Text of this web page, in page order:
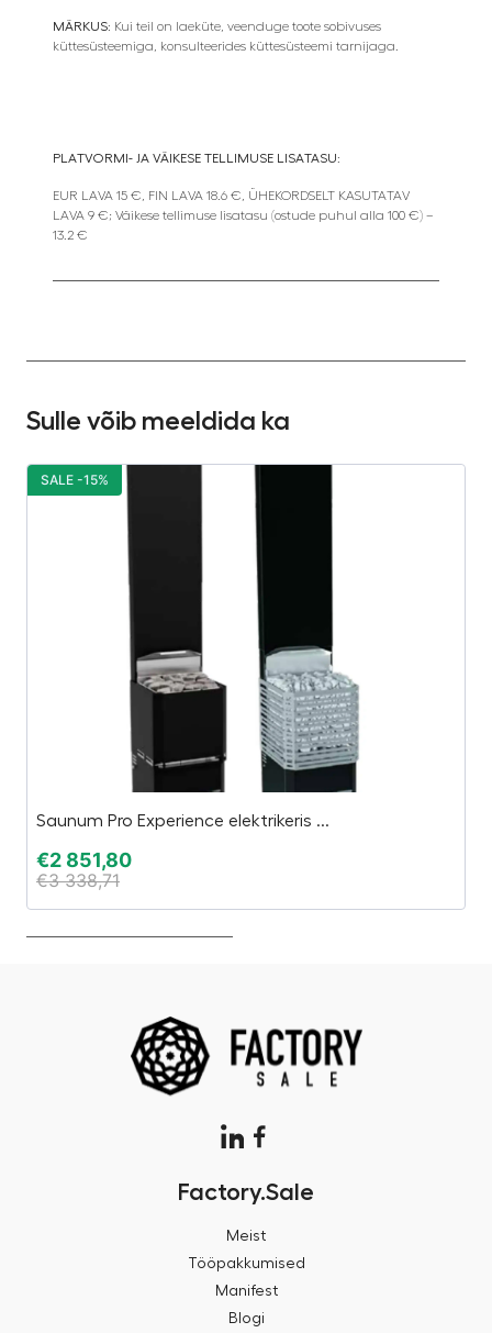
MÄRKUS: Kui teil on laeküte, veenduge toote sobivuses
küttesüsteemiga, konsulteerides küttesüsteemi tarnijaga.
PLATVORMI- JA VÄIKESE TELLIMUSE LISATASU:
EUR LAVA 15 €, FIN LAVA 18.6 €, ÜHEKORDSELT KASUTATAV
LAVA 9 €; Väikese tellimuse lisatasu (ostude puhul alla 100 €) –
13.2 €
Sulle võib meeldida ka
Saunum Pro Experience elektrikeris ...
€2 851,80
€3 338,71
SALE -15%
Factory.Sale
Meist
Tööpakkumised
Manifest
Blogi